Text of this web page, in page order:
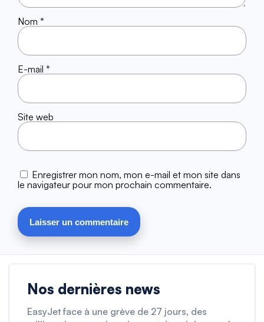
Nom *
E-mail *
Site web
Enregistrer mon nom, mon e-mail et mon site dans
le navigateur pour mon prochain commentaire.
Nos dernières news
EasyJet face à une grève de 27 jours, des